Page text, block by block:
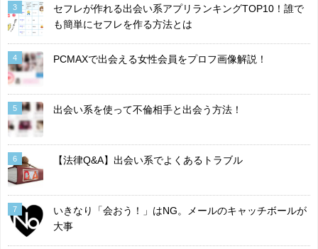
3
セフレが作れる出会い系アプリランキングTOP10！誰で
も簡単にセフレを作る方法とは
4 PCMAXで出会える女性会員をプロフ画像解説！
5 出会い系を使って不倫相手と出会う方法！
6 【法律Q&A】出会い系でよくあるトラブル
7
いきなり「会おう！」はNG。メールのキャッチボールが
大事